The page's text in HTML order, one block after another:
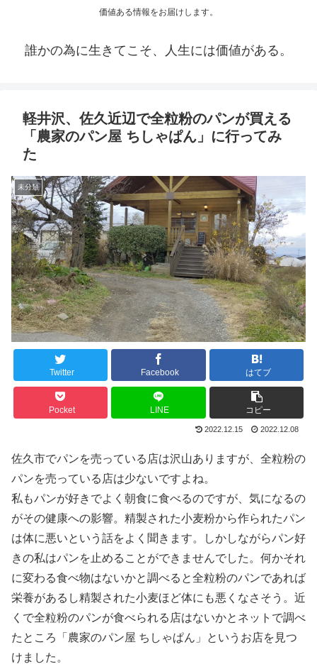
価値ある情報をお届けします。
誰かの為に生きてこそ、人生には価値がある。
軽井沢、佐久近辺で全粒粉のパンが買える
「農家のパン屋 ちしゃぱん」に行ってみ
た
未分類
Twitter Facebook はてブ
Pocket LINE コピー
2022.12.15 2022.12.08
佐久市でパンを売っている店は沢山ありますが、全粒粉の
パンを売っている店は少ないですよね。
私もパンが好きでよく朝食に食べるのですが、気になるの
がその健康への影響。精製された小麦粉から作られたパン
は体に悪いという話をよく聞きます。しかしながらパン好
きの私はパンを止めることができませんでした。何かそれ
に変わる食べ物はないかと調べると全粒粉のパンであれば
栄養があるし精製された小麦ほど体にも悪くなさそう。近
くで全粒粉のパンが食べられる店はないかとネットで調べ
たところ「農家のパン屋 ちしゃぱん」というお店を見つ
けました。